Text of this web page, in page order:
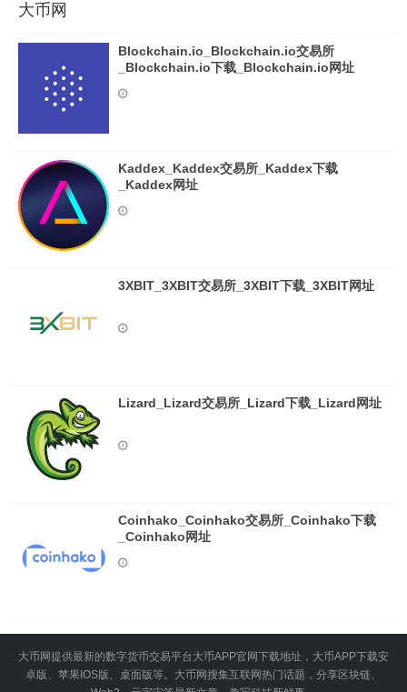
大币网
Blockchain.io_Blockchain.io交易所
_Blockchain.io下载_Blockchain.io网址
Kaddex_Kaddex交易所_Kaddex下载
_Kaddex网址
3XBIT_3XBIT交易所_3XBIT下载_3XBIT网址
Lizard_Lizard交易所_Lizard下载_Lizard网址
Coinhako_Coinhako交易所_Coinhako下载
_Coinhako网址
大币网提供最新的数字货币交易平台大币APP官网下载地址，大币APP下载安
卓版、苹果IOS版、桌面版等。大币网搜集互联网热门话题，分享区块链、